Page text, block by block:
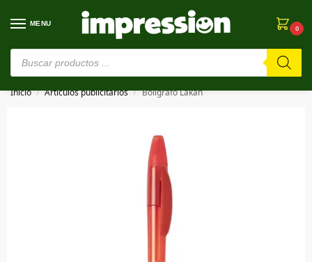
MENU
0
⚠️ Estamos en pruebas. Si algo falla, ¡Perdón!⚠️
Inicio / Artículos publicitarios / Bolígrafo Lakan